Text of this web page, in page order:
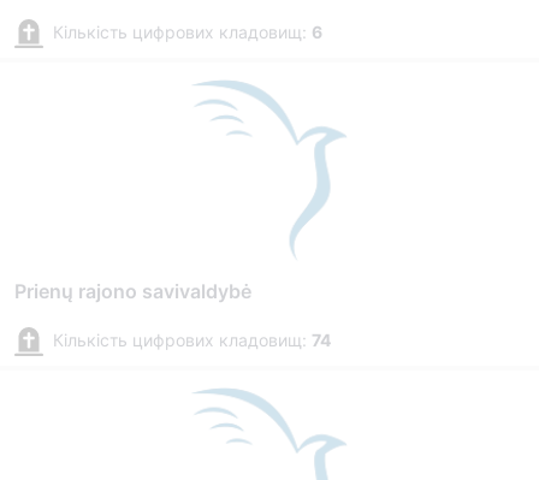
Кількість цифрових кладовищ: 6
Prienų rajono savivaldybė
Кількість цифрових кладовищ: 74